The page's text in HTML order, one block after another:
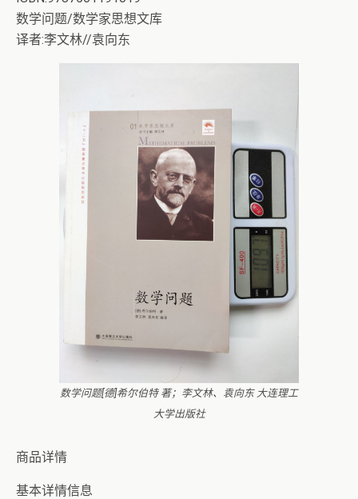
数学问题/数学家思想文库
译者:李文林//袁向东
数学问题[德]希尔伯特 著；李文林、袁向东 大连理工
大学出版社
商品详情
基本详情信息